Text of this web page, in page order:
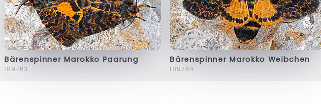
Bärenspinner Marokko Paarung
f89763
Bärenspinner Marokko Weibchen
f89764